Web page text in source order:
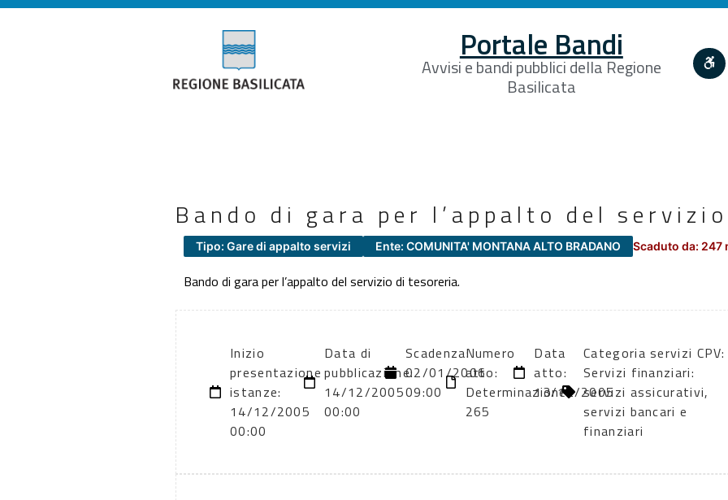
Portale Bandi
Avvisi e bandi pubblici della Regione
Basilicata
Bando di gara per l’appalto del
Tipo: Gare di appalto servizi Ente: COMUNITA' MONTANA ALTO BRADANO Scaduto da: 247
Bando di gara per l’appalto del servizio di tesoreria.
Inizio
presentazione
istanze:
14/12/2005
00:00
Data di
pubblicazione:
14/12/2005
00:00
Scadenza:
02/01/2006
09:00
Numero
atto:
Determinazione
265
Data
atto:
13/12/2005
Categoria servizi CPV:
Servizi finanziari:
servizi assicurativi,
servizi bancari e
finanziari